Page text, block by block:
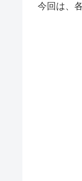
今回は、